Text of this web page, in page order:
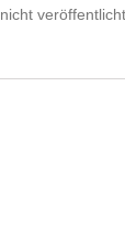
veröffentlicht.